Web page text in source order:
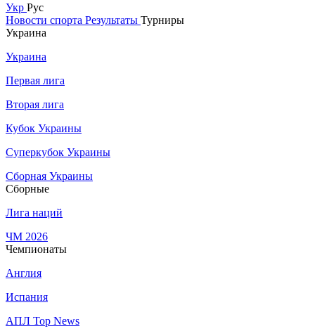
Укр Рус
Новости спорта Результаты Турниры
Украина
Украина
Первая лига
Вторая лига
Кубок Украины
Суперкубок Украины
Сборная Украины
Сборные
Лига наций
ЧМ 2026
Чемпионаты
Англия
Испания
АПЛ Top News